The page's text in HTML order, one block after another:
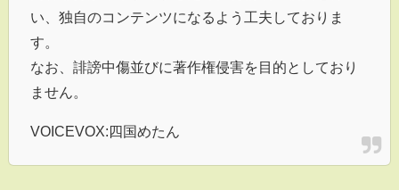
い、独自のコンテンツになるよう工夫しておりま
す。
なお、誹謗中傷並びに著作権侵害を目的としており
ません。
VOICEVOX:四国めたん